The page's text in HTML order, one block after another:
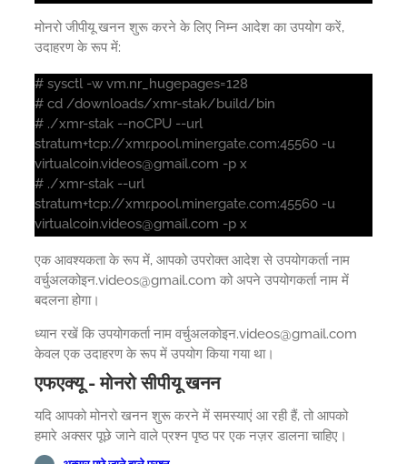
मोनरो जीपीयू खनन शुरू करने के लिए निम्न आदेश का उपयोग करें,
उदाहरण के रूप में:
# sysctl -w vm.nr_hugepages=128
# cd /downloads/xmr-stak/build/bin
# ./xmr-stak --noCPU --url
stratum+tcp://xmr.pool.minergate.com:45560 -u
virtualcoin.videos@gmail.com -p x
# ./xmr-stak --url
stratum+tcp://xmr.pool.minergate.com:45560 -u
virtualcoin.videos@gmail.com -p x
एक आवश्यकता के रूप में, आपको उपरोक्त आदेश से उपयोगकर्ता नाम
वर्चुअलकोइन.videos@gmail.com को अपने उपयोगकर्ता नाम में
बदलना होगा।
ध्यान रखें कि उपयोगकर्ता नाम वर्चुअलकोइन.videos@gmail.com
केवल एक उदाहरण के रूप में उपयोग किया गया था।
एफएक्यू - मोनरो सीपीयू खनन
यदि आपको मोनरो खनन शुरू करने में समस्याएं आ रही हैं, तो आपको
हमारे अक्सर पूछे जाने वाले प्रश्न पृष्ठ पर एक नज़र डालना चाहिए।